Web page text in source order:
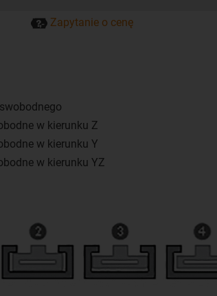
Zapytanie o cenę
w kierunku Z
w kierunku Y
w kierunku YZ